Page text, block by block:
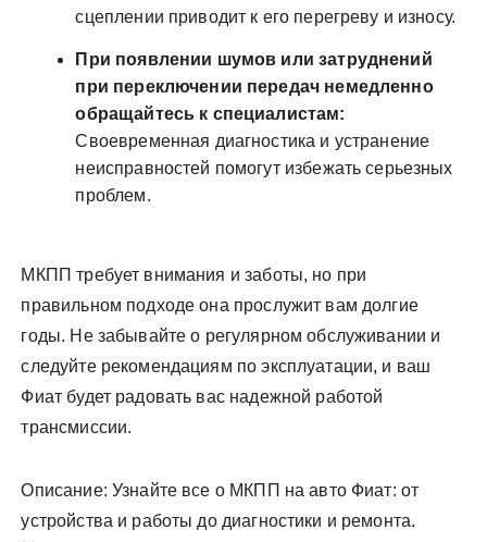
сцеплении приводит к его перегреву и износу.
При появлении шумов или затруднений
при переключении передач немедленно
обращайтесь к специалистам:
Своевременная диагностика и устранение
неисправностей помогут избежать серьезных
проблем.
МКПП требует внимания и заботы, но при
правильном подходе она прослужит вам долгие
годы. Не забывайте о регулярном обслуживании и
следуйте рекомендациям по эксплуатации, и ваш
Фиат будет радовать вас надежной работой
трансмиссии.
Описание: Узнайте все о МКПП на авто Фиат: от
устройства и работы до диагностики и ремонта.